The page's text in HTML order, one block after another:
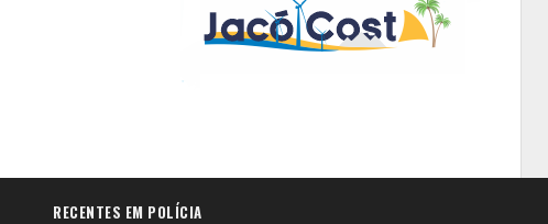
RECENTES EM POLÍCIA